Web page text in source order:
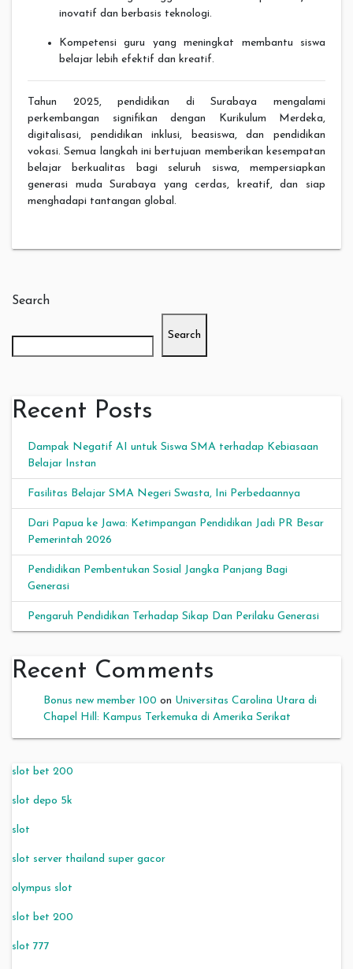
inovatif dan berbasis teknologi.
Kompetensi guru yang meningkat membantu siswa
belajar lebih efektif dan kreatif.
Tahun 2025, pendidikan di Surabaya mengalami
perkembangan signifikan dengan Kurikulum Merdeka,
digitalisasi, pendidikan inklusi, beasiswa, dan pendidikan
vokasi. Semua langkah ini bertujuan memberikan kesempatan
belajar berkualitas bagi seluruh siswa, mempersiapkan
generasi muda Surabaya yang cerdas, kreatif, dan siap
menghadapi tantangan global.
Search
Search
Recent Posts
Dampak Negatif AI untuk Siswa SMA terhadap Kebiasaan
Belajar Instan
Fasilitas Belajar SMA Negeri Swasta, Ini Perbedaannya
Dari Papua ke Jawa: Ketimpangan Pendidikan Jadi PR Besar
Pemerintah 2026
Pendidikan Pembentukan Sosial Jangka Panjang Bagi
Generasi
Pengaruh Pendidikan Terhadap Sikap Dan Perilaku Generasi
Recent Comments
Bonus new member 100 on Universitas Carolina Utara di
Chapel Hill: Kampus Terkemuka di Amerika Serikat
slot bet 200
slot depo 5k
slot
slot server thailand super gacor
olympus slot
slot bet 200
slot 777